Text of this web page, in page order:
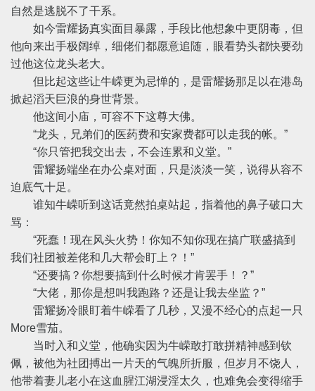
自然是逃脱不了干系。
如今雷耀扬真实面目暴露，手段比他想象中更阴毒，但
他向来出手极阔绰，细佬们都愿意追随，眼看势头都快要劲
过他这位龙头老大。
但比起这些让牛嵘更为忌惮的，是雷耀扬那足以在港岛
掀起滔天巨浪的身世背景。
他这间小庙，可容不下这尊大佛。
“龙头，兄弟们的医药费和安家费都可以走我的帐。”
“你只管把我交出去，不会连累和义堂。”
雷耀扬端坐在办公桌对面，只是淡淡一笑，说得从容不
迫底气十足。
谁知牛嵘听到这话竟然拍桌站起，指着他的鼻子破口大
骂：
“死蠢！现在风头火势！你知不知你现在搞广联盛搞到
我们社团被差佬和几大帮会盯上？！”
“还要搞？你想要搞到什么时候才肯罢手！？”
“大佬，那你是想叫我跑路？还是让我去坐监？”
雷耀扬冷眼盯着牛嵘看了几秒，又漫不经心的点起一只
More雪茄。
当时入和义堂，他确实因为牛嵘敢打敢拼精神感到钦
佩，被他为社团搏出一片天的气魄所折服，但岁月不饶人，
他带着妻儿老小在这血腥江湖浸淫太久，也难免会变得缩手